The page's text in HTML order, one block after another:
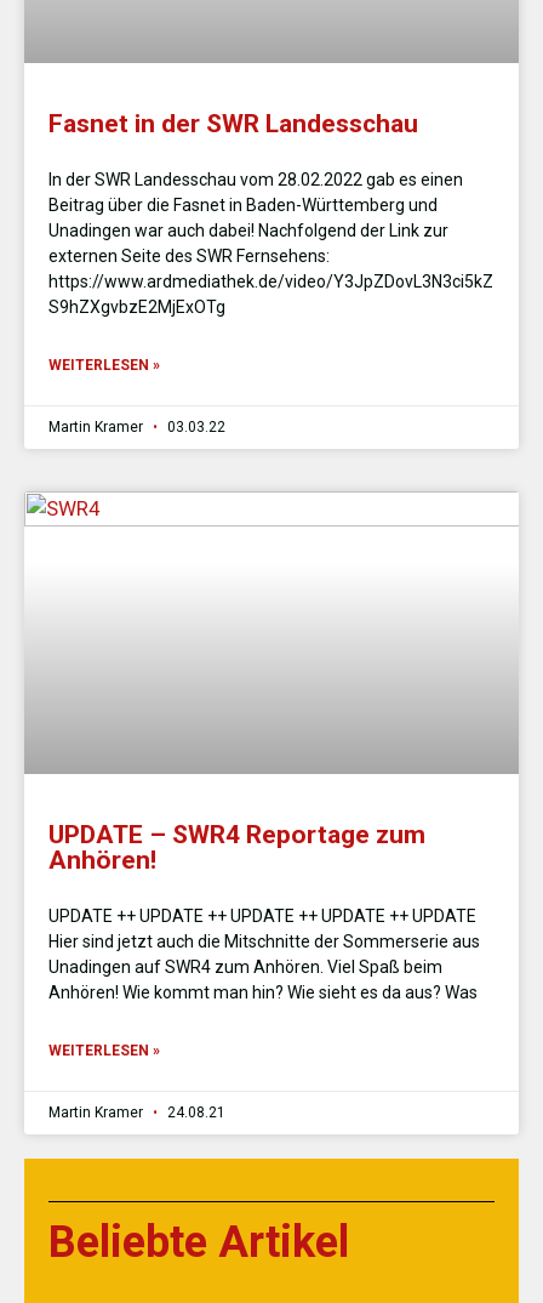
Fasnet in der SWR Landesschau
In der SWR Landesschau vom 28.02.2022 gab es einen
Beitrag über die Fasnet in Baden-Württemberg und
Unadingen war auch dabei! Nachfolgend der Link zur
externen Seite des SWR Fernsehens:
https://www.ardmediathek.de/video/Y3JpZDovL3N3ci5kZ
S9hZXgvbzE2MjExOTg
WEITERLESEN »
Martin Kramer 03.03.22
UPDATE – SWR4 Reportage zum
Anhören!
UPDATE ++ UPDATE ++ UPDATE ++ UPDATE ++ UPDATE
Hier sind jetzt auch die Mitschnitte der Sommerserie aus
Unadingen auf SWR4 zum Anhören. Viel Spaß beim
Anhören! Wie kommt man hin? Wie sieht es da aus? Was
WEITERLESEN »
Martin Kramer 24.08.21
Beliebte Artikel